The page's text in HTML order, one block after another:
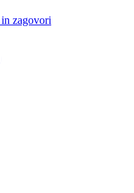
zagovori